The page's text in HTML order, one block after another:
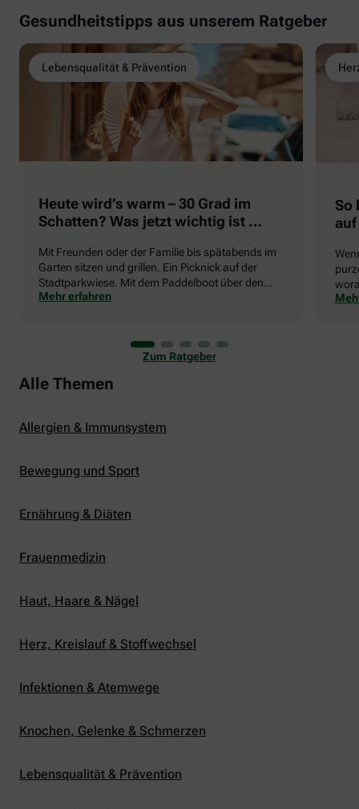
Gesundheitstipps aus unserem Ratgeber
Lebensqualität & Prävention
Heute wird’s warm – 30 Grad im
Schatten? Was jetzt wichtig ist …
Mit Freunden oder der Familie bis spätabends im
Garten sitzen und grillen. Ein Picknick auf der
Stadtparkwiese. Mit dem Paddelboot über den
See gleiten oder eine Radtour durch die blühende
er uns auch ganz schön zu schaffen. Wenn die
Temperaturen tagsüber auf mehr als 30 Grad
klettern und uns warme Tropennächte den Schlaf
rauben, sehnen wir uns oft nach einem
Mehr erfahren
So
die
Zum Ratgeber
Alle Themen
Allergien & Immunsystem
Bewegung und Sport
Ernährung & Diäten
Frauenmedizin
Haut, Haare & Nägel
Herz, Kreislauf & Stoffwechsel
Infektionen & Atemwege
Knochen, Gelenke & Schmerzen
Lebensqualität & Prävention